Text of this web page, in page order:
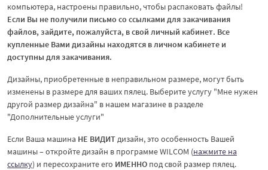
компьютера, настроены правильно, чтобы распаковать файлы!
Если Вы не получили письмо со ссылками для закачивания
файлов, зайдите, пожалуйста, в свой личный кабинет. Все
купленные Вами дизайны находятся в личном кабинете и
доступны для закачивания.
Дизайны, приобретенные в неправильном размере, могут быть
изменены в размере для ваших пялец. Выберите услугу "Мне нужен
другой размер дизайна" в нашем магазине в разделе
"Дополнительные услуги"
Если Ваша машина НЕ ВИДИТ дизайн, это особенность Вашей
машины – откройте дизайн в программе WILCOM (нажмите на
ссылку) и пересохраните его ИМЕННО под свой размер пялец.